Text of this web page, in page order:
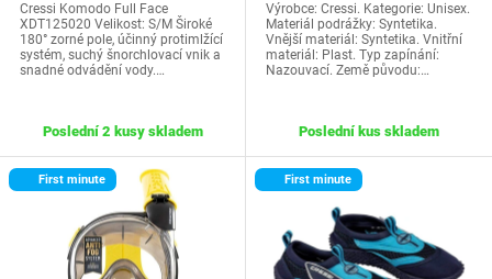
Cressi Komodo Full Face
XDT125020 Velikost: S/M Široké
180° zorné pole, účinný protimlžící
systém, suchý šnorchlovací vnik a
snadné odvádění vody.…
Poslední 2 kusy skladem
Výrobce: Cressi. Kategorie: Unisex.
Materiál podrážky: Syntetika.
Vnější materiál: Syntetika. Vnitřní
materiál: Plast. Typ zapínání:
Nazouvací. Země původu:…
Poslední kus skladem
First minute First minute